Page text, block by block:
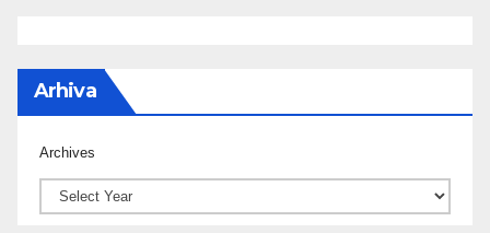
Arhiva
Archives